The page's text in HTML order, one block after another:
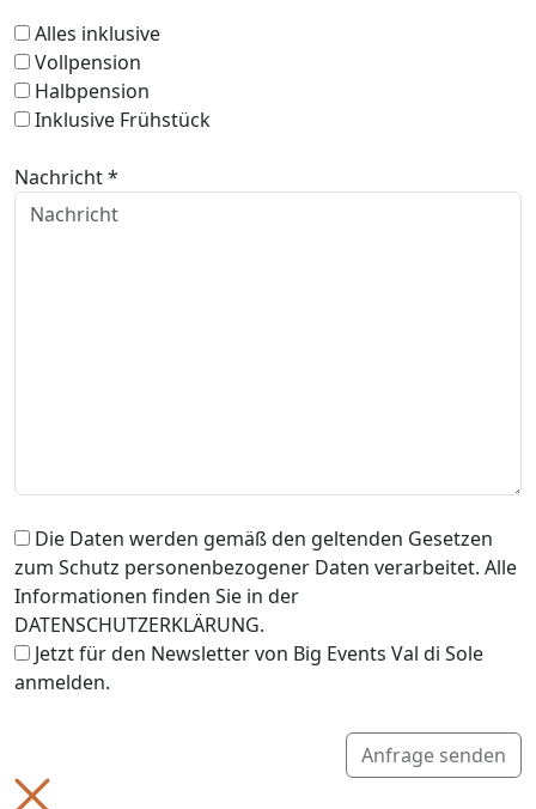
Alles inklusive
Vollpension
Halbpension
Inklusive Frühstück
Nachricht *
Die Daten werden gemäß den geltenden Gesetzen
zum Schutz personenbezogener Daten verarbeitet. Alle
Informationen finden Sie in der
DATENSCHUTZERKLÄRUNG.
Jetzt für den Newsletter von Big Events Val di Sole
anmelden.
Anfrage senden